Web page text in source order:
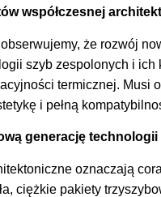
współczesnej
obserwujemy, że rozwój
szyb zespolonych i
termicznej. Musi
i pełną
generację technologii
oznaczają
ciężkie pakiety